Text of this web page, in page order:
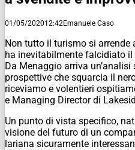
01/05/202012:42Emanuele Caso
Non tutto il turismo si arrende
ha inevitabilmente falcidiato
Da Menaggio arriva
prospettive che squarcia il
riceviamo e volentieri
e Managing Director di
Un punto di vista specifico,
visione del futuro di un
lariana sicuramente